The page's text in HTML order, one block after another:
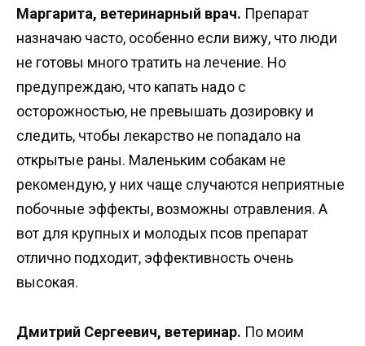
Маргарита, ветеринарный врач. Препарат
назначаю часто, особенно если вижу, что люди
не готовы много тратить на лечение. Но
предупреждаю, что капать надо с
осторожностью, не превышать дозировку и
следить, чтобы лекарство не попадало на
открытые раны. Маленьким собакам не
рекомендую, у них чаще случаются неприятные
побочные эффекты, возможны отравления. А
вот для крупных и молодых псов препарат
отлично подходит, эффективность очень
высокая.
Дмитрий Сергеевич, ветеринар. По моим